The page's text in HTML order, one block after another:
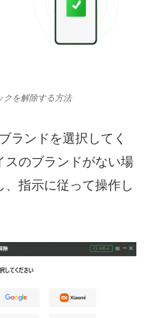
を解除する方法
ランドを選択してく
スのブランドがない場
指示に従って操作し